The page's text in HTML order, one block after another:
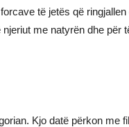
të jetës që
me natyrën dhe për
Kjo datë përkon me